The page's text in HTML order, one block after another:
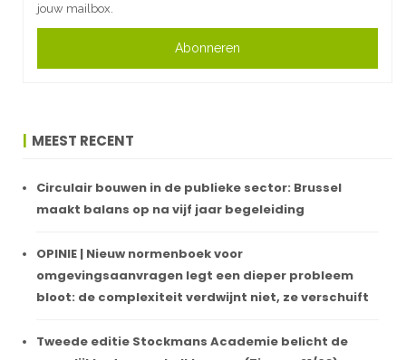
jouw mailbox.
Abonneren
MEEST RECENT
Circulair bouwen in de publieke sector: Brussel
maakt balans op na vijf jaar begeleiding
OPINIE | Nieuw normenboek voor
omgevingsaanvragen legt een dieper probleem
bloot: de complexiteit verdwijnt niet, ze verschuift
Tweede editie Stockmans Academie belicht de